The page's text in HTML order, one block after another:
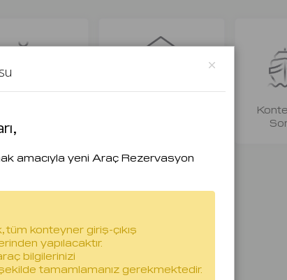
Inquires
amacıyla yeni Araç Rezervasyon
, tüm konteyner giriş-çıkış
yapılacaktır.
bilgilerinizi
tamamlamanız gerekmektedir.